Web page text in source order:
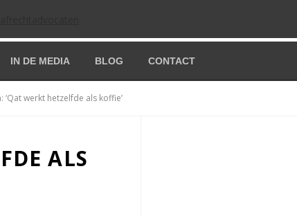
IN DE MEDIA BLOG CONTACT
‘Qat werkt hetzelfde als koffie’
ALS